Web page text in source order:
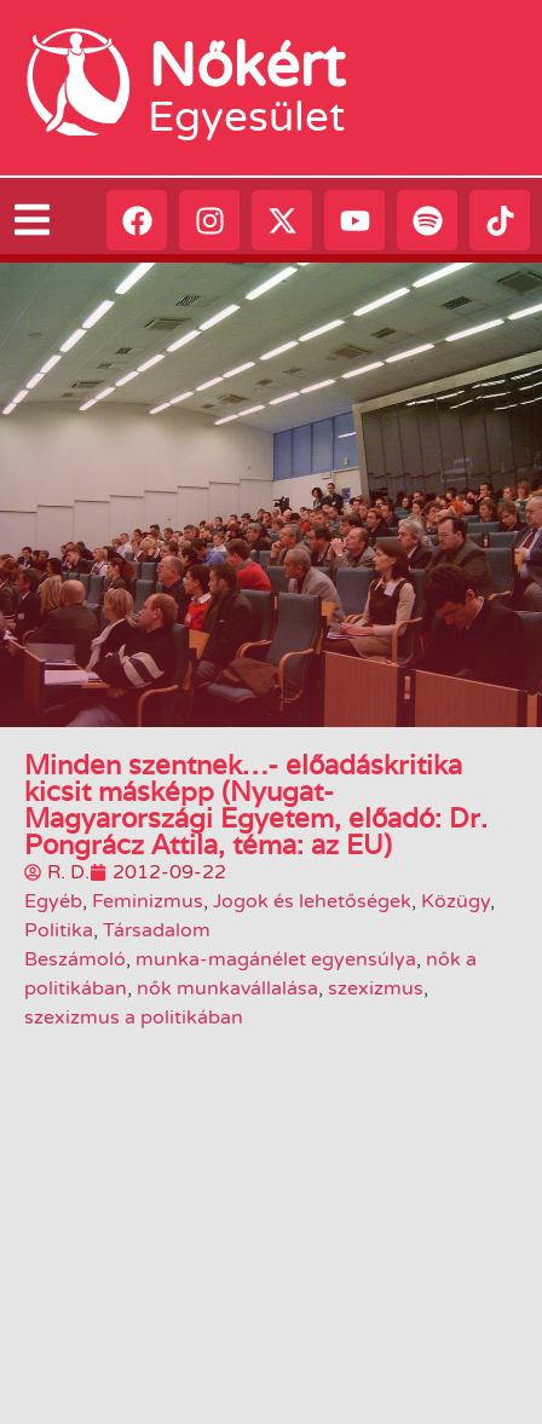
Nőkért
Egyesület
Minden szentnek…- előadáskritika
kicsit másképp (Nyugat-
Magyarországi Egyetem, előadó: Dr.
Pongrácz Attila, téma: az EU)
R. D.
2012-09-22
Egyéb, Feminizmus, Jogok és lehetőségek, Közügy,
Politika, Társadalom
Beszámoló, munka-magánélet egyensúlya, nők a
politikában, nők munkavállalása, szexizmus,
szexizmus a politikában